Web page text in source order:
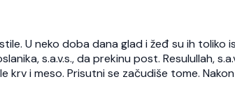
U neko doba dana glad i žeđ su ih toliko
s.a.v.s., da prekinu post. Resulullah,
i meso. Prisutni se začudiše tome. Nakon